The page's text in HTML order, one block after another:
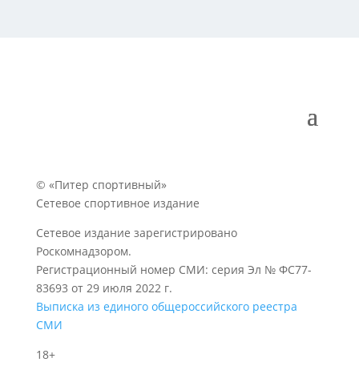
© «Питер спортивный»
Сетевое спортивное издание
Сетевое издание зарегистрировано
Роскомнадзором.
Регистрационный номер СМИ: серия Эл № ФС77-
83693 от 29 июля 2022 г.
Выписка из единого общероссийского реестра
СМИ
18+